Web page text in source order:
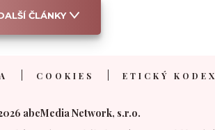
ČLÁNKY
COOKIES ETICKÝ KODEX
abcMedia Network, s.r.o.